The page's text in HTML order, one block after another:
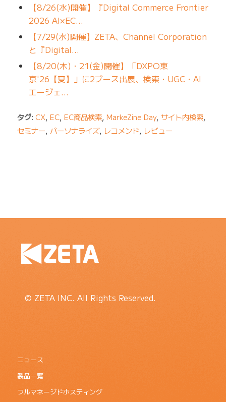
【8/26(水)開催】『Digital Commerce Frontier
2026 AI×EC…
【7/29(水)開催】ZETA、Channel Corporation
と『Digital…
【8/20(木)・21(金)開催】「DXPO東
京'26【夏】」に2ブース出展、検索・UGC・AI
エージェ…
タグ: CX, EC, EC商品検索, MarkeZine Day, サイト内検索,
セミナー, パーソナライズ, レコメンド, レビュー
© ZETA INC. All Rights Reserved.
ニュース
製品一覧
フルマネージドホスティング